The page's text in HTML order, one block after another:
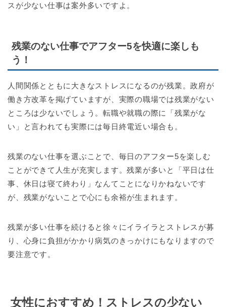
スが少ない仕事は案外多いですよ。
残業のない仕事でアフター5を快適に楽しも
う！
人間関係とともに大きなストレスになるのが残業。政府が
働き方改革を掲げていますが、実際の職場では残業がない
ところは少ないでしょう。転職や就職の際に「残業がな
い」と言われても実際には毎日終電近い場合も。
残業のない仕事を選ぶことで、毎日のアフター5を楽しむ
ことができて人生が充実します。残業が多いと「平日は仕
事、休日は寝て終わり」なんてことになりかねないです
が、残業がないことで心にも余裕が生まれます。
残業が多い仕事を続けると徐々にイライラとストレスが募
り、心身に負担がかかり病気のきっかけにもなりますので
要注意です。
女性におすすめ！ストレスの少ない